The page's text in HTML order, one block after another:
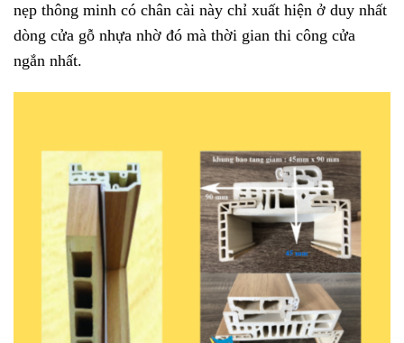
nẹp thông minh có chân cài này chỉ xuất hiện ở duy nhất
dòng cửa gỗ nhựa nhờ đó mà thời gian thi công cửa
ngắn nhất.